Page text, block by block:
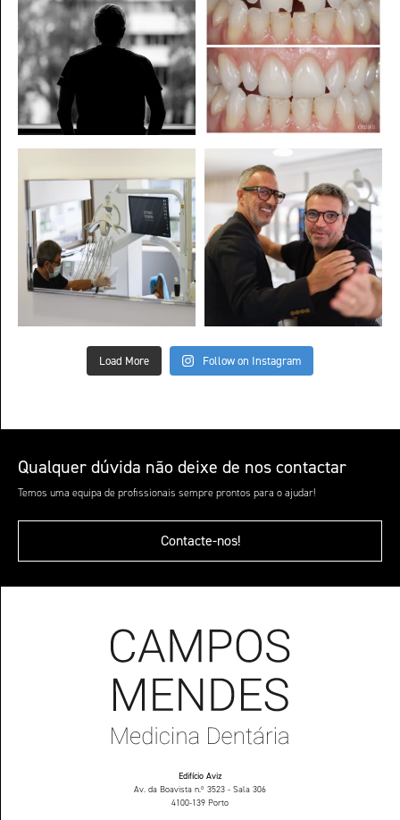
Load More Follow on Instagram
Qualquer dúvida não deixe de nos contactar
Temos uma equipa de profissionais sempre prontos para o ajudar!
Contacte-nos!
Edifício Aviz
Av. da Boavista n.º 3523 - Sala 306
4100-139 Porto